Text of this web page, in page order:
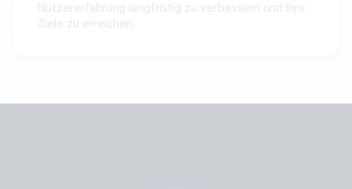
Nutzererfahrung langfristig zu verbessern und Ihre
Ziele zu erreichen.